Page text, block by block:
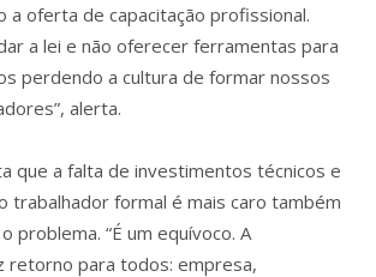
a oferta de capacitação profissional.
a lei e não oferecer ferramentas para
perdendo a cultura de formar nossos
alerta.
que a falta de investimentos técnicos e
trabalhador formal é mais caro também
problema. “É um equívoco. A
retorno para todos: empresa,